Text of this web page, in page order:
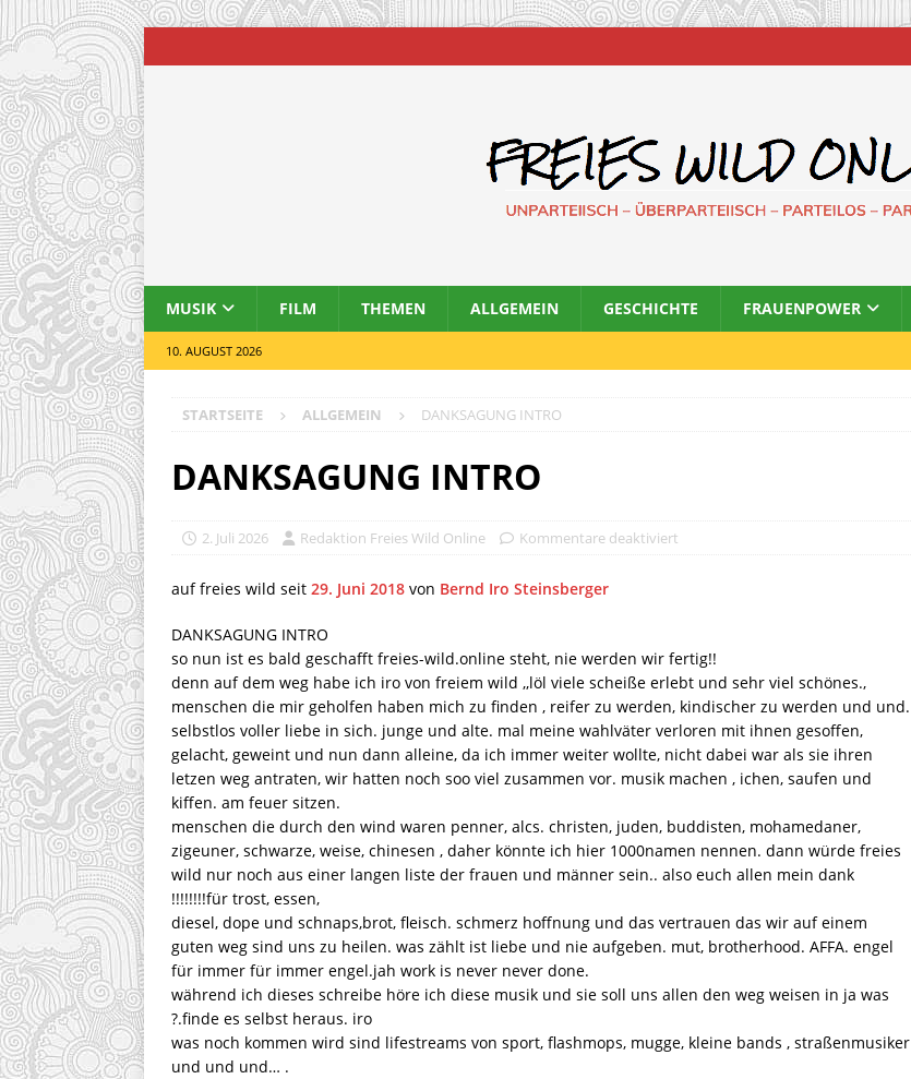
MUSIK FILM THEMEN ALLGEMEIN GESCHICHTE FRAUENPOWER
10. AUGUST 2026
STARTSEITE ALLGEMEIN DANKSAGUNG INTRO
DANKSAGUNG INTRO
2. Juli 2026 Redaktion Freies Wild Online Kommentare deaktiviert
auf freies wild seit 29. Juni 2018 von Bernd Iro Steinsberger
DANKSAGUNG INTRO
so nun ist es bald geschafft freies-wild.online steht, nie werden wir fertig!!
denn auf dem weg habe ich iro von freiem wild ,,löl viele scheiße erlebt und sehr viel schönes.,
menschen die mir geholfen haben mich zu finden , reifer zu werden, kindischer zu werden und und.
selbstlos voller liebe in sich. junge und alte. mal meine wahlväter verloren mit ihnen gesoffen,
gelacht, geweint und nun dann alleine, da ich immer weiter wollte, nicht dabei war als sie ihren
letzen weg antraten, wir hatten noch soo viel zusammen vor. musik machen , ichen, saufen und
kiffen. am feuer sitzen.
menschen die durch den wind waren penner, alcs. christen, juden, buddisten, mohamedaner,
zigeuner, schwarze, weise, chinesen , daher könnte ich hier 1000namen nennen. dann würde freies
wild nur noch aus einer langen liste der frauen und männer sein.. also euch allen mein dank
!!!!!!!!für trost, essen,
diesel, dope und schnaps,brot, fleisch. schmerz hoffnung und das vertrauen das wir auf einem
guten weg sind uns zu heilen. was zählt ist liebe und nie aufgeben. mut, brotherhood. AFFA. engel
für immer für immer engel.jah work is never never done.
während ich dieses schreibe höre ich diese musik und sie soll uns allen den weg weisen in ja was
?.finde es selbst heraus. iro
was noch kommen wird sind lifestreams von sport, flashmops, mugge, kleine bands , straßenmusiker
und und und… .